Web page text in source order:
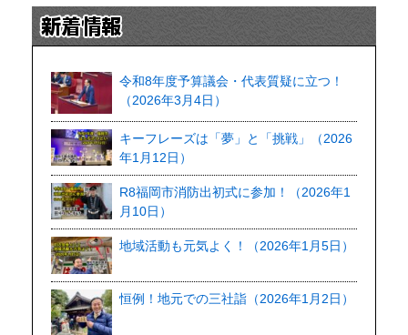
令和8年度予算議会・代表質疑に立つ！
（2026年3月4日）
キーフレーズは「夢」と「挑戦」（2026
年1月12日）
R8福岡市消防出初式に参加！（2026年1
月10日）
地域活動も元気よく！（2026年1月5日）
恒例！地元での三社詣（2026年1月2日）